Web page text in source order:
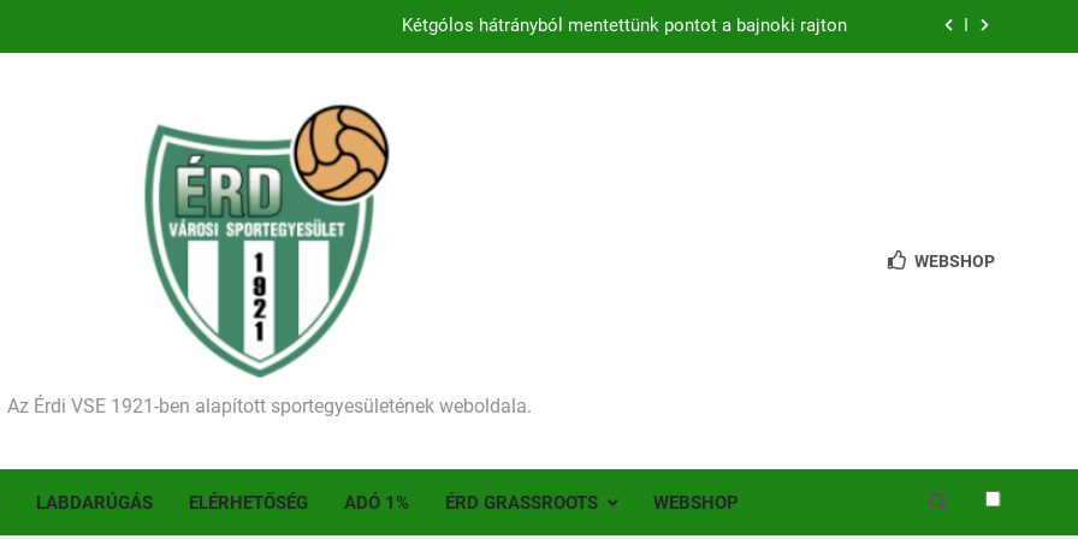
Kezdődik a 2026–2027-es szezon – hazai pályán rajtol az Érdi VSE!
Történelmet írt az I. Érdi Football Fesztivál – több mint 200 játékos lépett pályára Érden
Ellenfelünk visszalépése miatt játék nélkül jutottunk tovább a MOL Magyar Kupában
Kezdődik a 2026–2027-es szezon – hazai pályán rajtol az Érdi VSE!
Történelmet írt az I. Érdi Football Fesztivál – több mint 200 játékos lépett pályára Érden
Az Érdi VSE 1921-ben alapított sportegyesületének weboldala.
WEBSHOP
LABDARÚGÁS ELÉRHETŐSÉG ADÓ 1% ÉRD GRASSROOTS WEBSHOP